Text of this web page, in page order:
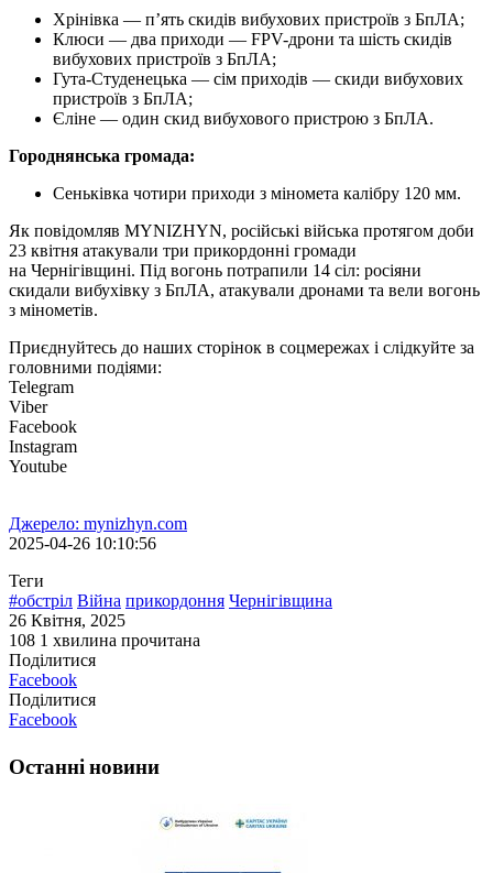
Хрінівка — п’ять скидів вибухових пристроїв з БпЛА;
Клюси — два приходи — FPV-дрони та шість скидів
вибухових пристроїв з БпЛА;
Гута-Студенецька — сім приходів — скиди вибухових
пристроїв з БпЛА;
Єліне — один скид вибухового пристрою з БпЛА.
Городнянська громада:
Сеньківка чотири приходи з міномета калібру 120 мм.
Як повідомляв MYNIZHYN, російські війська протягом доби
23 квітня атакували три прикордонні громади
на Чернігівщині. Під вогонь потрапили 14 сіл: росіяни
скидали вибухівку з БпЛА, атакували дронами та вели вогонь
з мінометів.
Приєднуйтесь до наших сторінок в соцмережах і слідкуйте за
головними подіями:
Telegram
Viber
Facebook
Instagram
Youtube
Джерело: mynizhyn.com
2025-04-26 10:10:56
Теги
#обстріл Війна прикордоння Чернігівщина
26 Квітня, 2025
108 1 хвилина прочитана
Поділитися
Facebook
Поділитися
Facebook
Останні новини